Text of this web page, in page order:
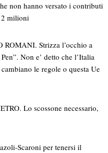
non hanno versato i contributi
2 milioni
ROMANI. Strizza l’occhio a
Non e’ detto che l’Italia
le regole o questa Ue
Lo scossone necessario,
Scaroni per tenersi il